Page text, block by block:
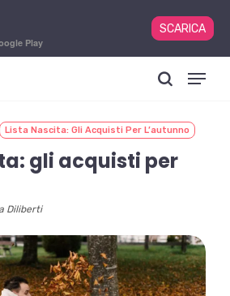
Menu
Lista Nascita: Gli Acquisti Per L’autunno
gli acquisti per
Diliberti
Play
SCARICA